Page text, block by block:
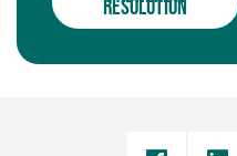
RÉSOLUTION